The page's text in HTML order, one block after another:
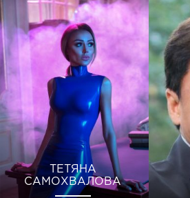
ТЕТЯНА
САМОХВАЛОВА